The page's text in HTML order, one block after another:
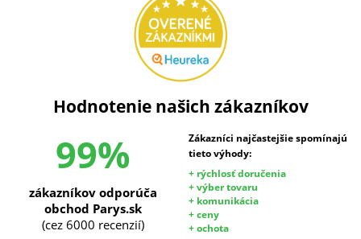
Hodnotenie našich zákazníkov
99%
Zákazníci najčastejšie spomínajú
tieto výhody:
+ rýchlosť doručenia
+ výber tovaru
+ komunikácia
+ ceny
+ ochota
zákazníkov odporúča
obchod Parys.sk
(cez 6000 recenzií)